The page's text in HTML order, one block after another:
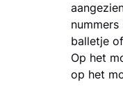
balletje
Op het
op het